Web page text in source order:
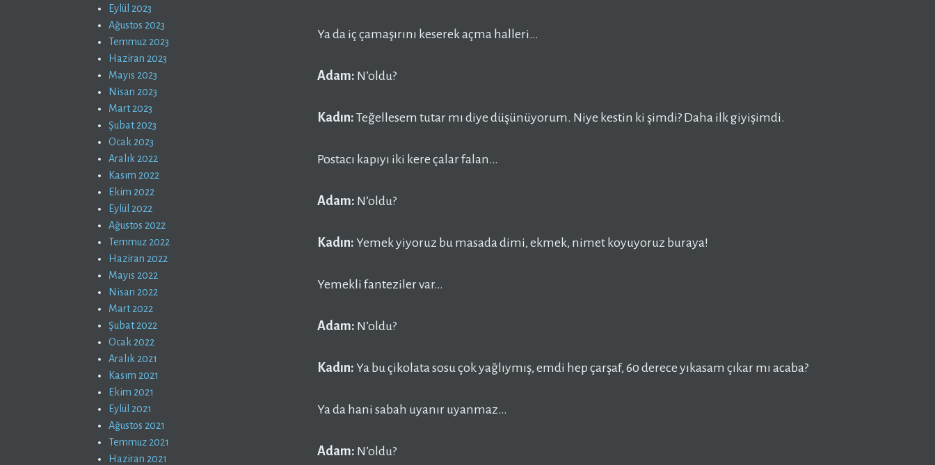
Ya da iç çamaşırını keserek açma halleri…
Adam: N’oldu?
Kadın: Teğellesem tutar mı diye düşünüyorum. Niye kestin ki şimdi? Daha ilk giyişimdi.
Postacı kapıyı iki kere çalar falan…
Adam: N’oldu?
Kadın: Yemek yiyoruz bu masada dimi, ekmek, nimet koyuyoruz buraya!
Yemekli fanteziler var…
Adam: N’oldu?
Kadın: Ya bu çikolata sosu çok yağlıymış, emdi hep çarşaf, 60 derece yıkasam çıkar mı acaba?
Ya da hani sabah uyanır uyanmaz…
Adam: N’oldu?
Eylül 2023
Ağustos 2023
Temmuz 2023
Haziran 2023
Mayıs 2023
Nisan 2023
Mart 2023
Şubat 2023
Ocak 2023
Aralık 2022
Kasım 2022
Ekim 2022
Eylül 2022
Ağustos 2022
Temmuz 2022
Haziran 2022
Mayıs 2022
Nisan 2022
Mart 2022
Şubat 2022
Ocak 2022
Aralık 2021
Kasım 2021
Ekim 2021
Eylül 2021
Ağustos 2021
Temmuz 2021
Haziran 2021